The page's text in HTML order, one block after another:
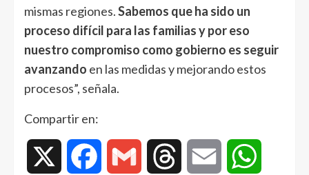
mismas regiones.Sabemos que ha sido un
proceso difícil para las familias y por eso
nuestro compromiso como gobierno es seguir
avanzando en las medidas y mejorando estos
procesos”, señala.
Compartir en:
Facebook Gmail Threads Email